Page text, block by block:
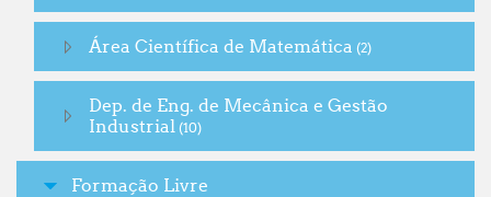
Área Científica de Matemática (2)
Dep. de Eng. de Mecânica e Gestão
Industrial (10)
Formação Livre